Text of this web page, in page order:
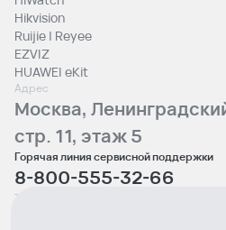
Hikvision
Ruijie | Reyee
EZVIZ
HUAWEI eKit
Адрес
Москва,
стр. 11, этаж 5
Горячая линия сервисной поддержки
8-800-555-32-66
Телефон отдела продаж